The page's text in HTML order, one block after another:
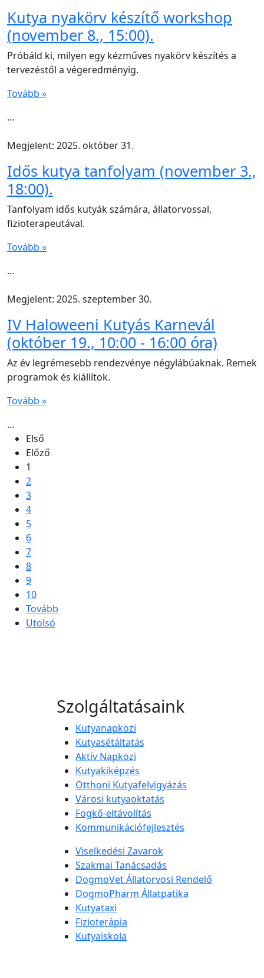
Kutya nyakörv készítő workshop
(november 8., 15:00).
Próbáld ki, milyen egy kézműves nyakörv készítés a
tervezéstől a végeredményig.
Tovább »
...
Megjelent: 2025. október 31.
Idős kutya tanfolyam (november 3.,
18:00).
Tanfolyam idős kutyák számára, állatorvossal,
fizioterapeutával.
Tovább »
...
Megjelent: 2025. szeptember 30.
IV Haloweeni Kutyás Karnevál
(október 19., 10:00 - 16:00 óra)
Az év legrémesebb rendezvénye négylábúaknak. Remek
programok és kiállítok.
Tovább »
...
Első
Előző
1
2
3
4
5
6
7
8
9
10
Tovább
Utolsó
Szolgáltatásaink
Kutyanapközi
Kutyasétáltatás
Aktív Napközi
Kutyakiképzés
Otthoni Kutyafelvigyázás
Városi kutyaoktatás
Fogkő-eltávolítás
Kommunikációfejlesztés
Viselkedési Zavarok
Szakmai Tanácsadás
DogmoVet Állatorvosi Rendelő
DogmoPharm Állatpatika
Kutyataxi
Fizioterápia
Kutyaiskola